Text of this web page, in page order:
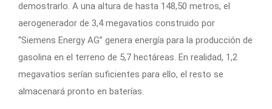
demostrarlo. A una altura de hasta 148,50 metros, el
aerogenerador de 3,4 megavatios construido por
“Siemens Energy AG” genera energía para la producción de
gasolina en el terreno de 5,7 hectáreas. En realidad, 1,2
megavatios serían suficientes para ello, el resto se
almacenará pronto en baterías.